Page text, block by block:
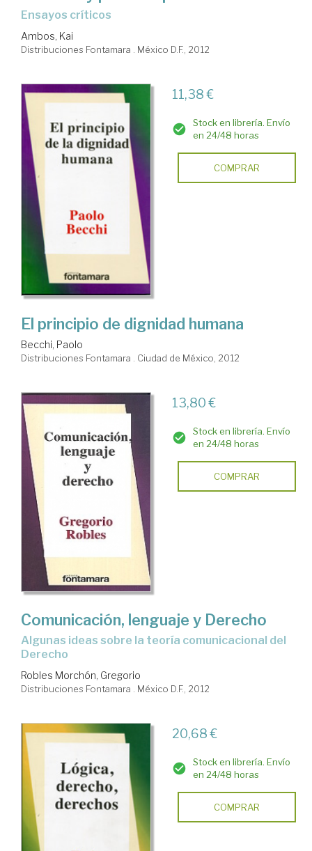
ensayos críticos
Ambos, Kai
Distribuciones Fontamara . México D.F., 2012
11,38 €
Stock en librería. Envío
en 24/48 horas
COMPRAR
El principio de dignidad humana
Becchi, Paolo
Distribuciones Fontamara . Ciudad de México, 2012
13,80 €
Stock en librería. Envío
en 24/48 horas
COMPRAR
Comunicación, lenguaje y Derecho
algunas ideas sobre la teoría comunicacional del
Derecho
Robles Morchón, Gregorio
Distribuciones Fontamara . México D.F., 2012
20,68 €
Stock en librería. Envío
en 24/48 horas
COMPRAR